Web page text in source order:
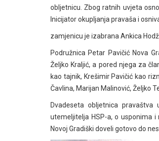
obljetnicu. Zbog ratnih uvjeta
Inicijator okupljanja pravaša i
zamjenicu je izabrana Ankica
Podružnica Petar Pavičić Nova
Željko Kraljić, a pored njega za
kao tajnik, Krešimir Pavičić kao
Čavlina, Marijan Malinović, Željko
Dvadeseta obljetnica
utemeljitelja HSP-a, o usponima
Novoj Gradiški doveli gotovo do